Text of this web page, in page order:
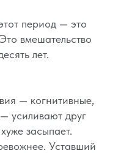
период — это
вмешательство
лет.
— когнитивные,
усиливают друг
засыпает.
Уставший